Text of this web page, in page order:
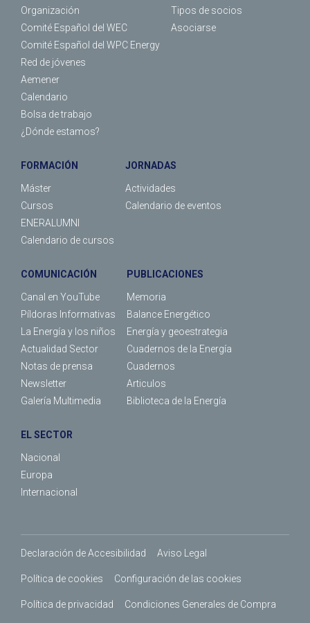
Organización
Comité Español del WEC
Comité Español del WPC Energy
Red de jóvenes
Aemener
Calendario
Bolsa de trabajo
¿Dónde estamos?
Tipos de socios
Asociarse
FORMACIÓN
Máster
Cursos
ENERALUMNI
Calendario de cursos
JORNADAS
Actividades
Calendario de eventos
COMUNICACIÓN
Canal en YouTube
Píldoras Informativas
La Energía y los niños
Actualidad Sector
Notas de prensa
Newsletter
Galería Multimedia
PUBLICACIONES
Memoria
Balance Energético
Energía y geoestrategia
Cuadernos de la Energía
Cuadernos
Articulos
Biblioteca de la Energía
EL SECTOR
Nacional
Europa
Internacional
Declaración de Accesibilidad Aviso Legal
Política de cookies Configuración de las cookies
Política de privacidad Condiciones Generales de Compra